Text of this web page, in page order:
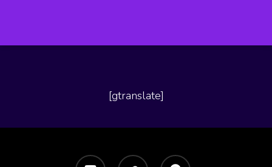
[gtranslate]
youtube soundcloudspotify